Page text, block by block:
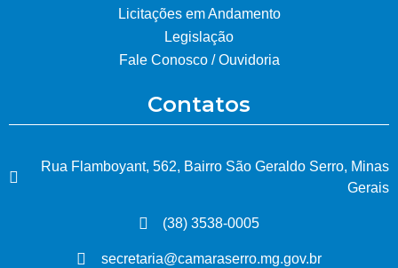
Licitações em Andamento
Legislação
Fale Conosco / Ouvidoria
Contatos
Rua Flamboyant, 562, Bairro São Geraldo Serro, Minas
Gerais
(38) 3538-0005
secretaria@camaraserro.mg.gov.br